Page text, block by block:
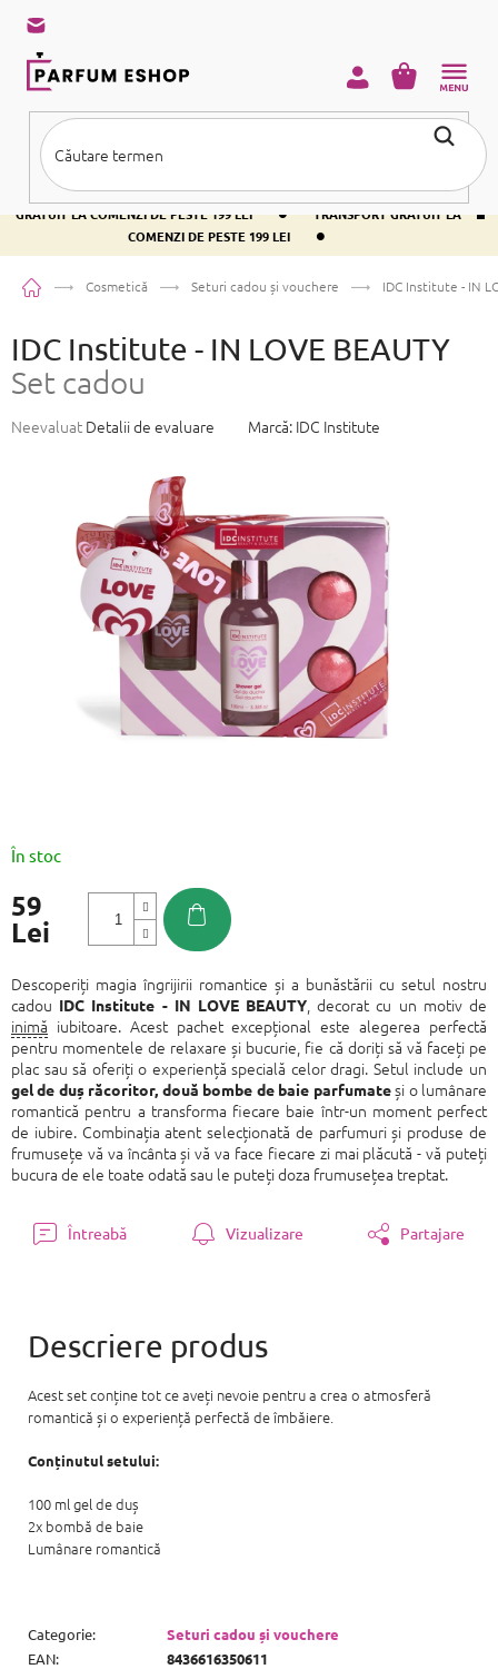
conținut
TRANSPORT GRATUIT LA COMENZI DE PESTE 199 LEI •
TRANSPORT
GRATUIT LA COMENZI DE PESTE 199 LEI
•
TRANSPORT GRATUIT LA
COMENZI DE PESTE 199 LEI
•
COŞ
Acasă Cosmetică Seturi cadou și vouchere IDC Institute - IN
IDC Institute - IN LOVE BEAUTY
Set cadou
Evaluarea
Neevaluat Detalii de evaluare Marcă: IDC Institute
59
Lei
preţ:
În stoc
Descoperiți magia îngrijirii romantice și a bunăstării cu setul nostru
cadou IDC Institute - IN LOVE BEAUTY , decorat cu un motiv de
inimă iubitoare. Acest pachet excepțional este alegerea perfectă
pentru momentele de relaxare și bucurie, fie că doriți să vă faceți pe
plac sau să oferiți o experiență specială celor dragi. Setul include un
gel de duș răcoritor, două bombe de baie parfumateși o lumânare
romantică pentru a transforma fiecare baie într-un moment perfect
de iubire. Combinația atent selecționată de parfumuri și produse de
frumusețe vă va încânta și vă va face fiecare zi mai plăcută - vă puteți
bucura de ele toate odată sau le puteți doza frumusețea treptat.
Întreabă Vizualizare Partajare
Acest set conține tot ce aveți nevoie pentru a crea o atmosferă
romantică și o experiență perfectă de îmbăiere.
Conținutul setului:
100 ml gel de duș
2x bombă de baie
Lumânare romantică
Categorie:
Seturi cadou și vouchere
EAN: 8436616350611